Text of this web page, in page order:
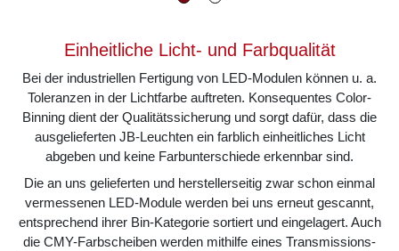
Einheitliche Licht- und Farbqualität
Bei der industriellen Fertigung von LED-Modulen können u. a.
Toleranzen in der Lichtfarbe auftreten. Konsequentes Color-
Binning dient der Qualitätssicherung und sorgt dafür, dass die
ausgelieferten JB-Leuchten ein farblich einheitliches Licht
abgeben und keine Farbunterschiede erkennbar sind.
Die an uns gelieferten und herstellerseitig zwar schon einmal
vermessenen LED-Module werden bei uns erneut gescannt,
entsprechend ihrer Bin-Kategorie sortiert und eingelagert. Auch
die CMY-Farbscheiben werden mithilfe eines Transmissions-